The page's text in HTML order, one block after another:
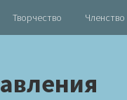
Творчество Членство